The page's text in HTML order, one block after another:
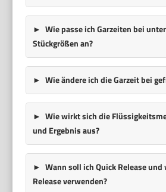
Wie passe ich Garzeiten bei
Stückgrößen an?
Wie ändere ich die Garzeit bei
Wie wirkt sich die
und Ergebnis aus?
Wann soll ich Quick Release
Release verwenden?